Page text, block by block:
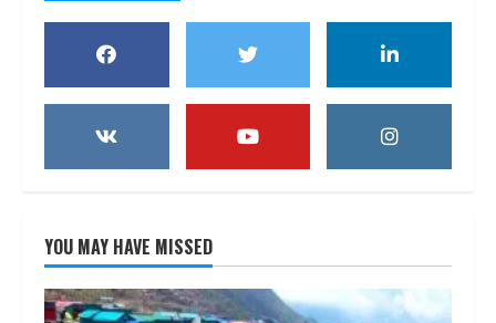
YOU MAY HAVE MISSED